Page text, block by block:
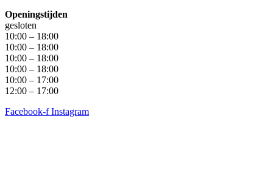
Openingstijden
gesloten
10:00 – 18:00
10:00 – 18:00
10:00 – 18:00
10:00 – 18:00
10:00 – 17:00
12:00 – 17:00
Facebook-f Instagram